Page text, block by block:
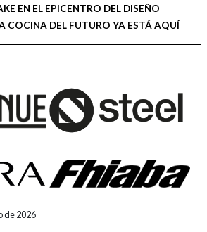
EN EL EPICENTRO DEL DISEÑO
COCINA DEL FUTURO YA ESTÁ AQUÍ
de 2026